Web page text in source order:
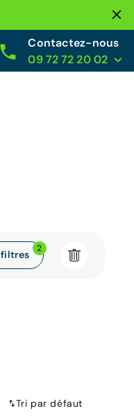
Contactez-nous
09 72 72 20 02
filtres
2
Tri par défaut